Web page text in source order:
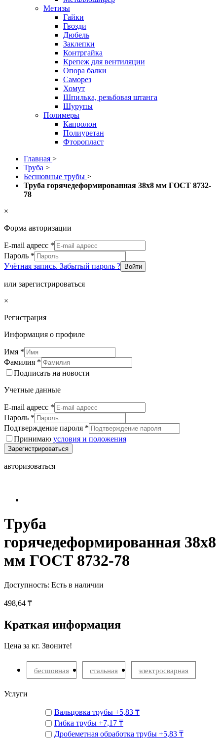
Метизы
Гайки
Гвозди
Дюбель
Заклепки
Контргайка
Крепеж для вентиляции
Опора балки
Саморез
Хомут
Шпилька, резьбовая штанга
Шурупы
Полимеры
Капролон
Полиуретан
Фторопласт
Главная >
Труба >
Бесшовные трубы >
Труба горячедеформированная 38х8 мм ГОСТ 8732-
78
×
Форма авторизации
E-mail адресс *
Пароль *
Учётная запись. Забытый пароль ?
Войти
или зарегистрироваться
×
Регистрация
Информация о профиле
Имя *
Фамилия *
Подписать на новости
Учетные данные
E-mail адресс *
Пароль *
Подтверждение пароля *
Принимаю условия и положения
Зарегистрироваться
авторизоваться
Труба
горячедеформированная 38х8
мм ГОСТ 8732-78
Доступность: Есть в наличии
498,64 ₸
Краткая информация
Цена за кг. Звоните!
бесшовная стальная электросварная
Услуги
Вальцовка трубы +5,83 ₸
Гибка трубы +7,17 ₸
Дробеметная обработка трубы +5,83 ₸